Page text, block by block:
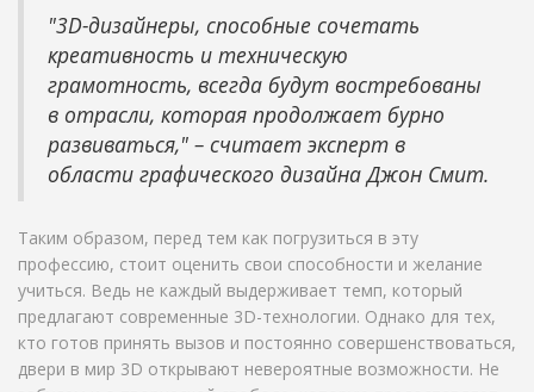
"3D-дизайнеры, способные сочетать
креативность и техническую
грамотность, всегда будут востребованы
в отрасли, которая продолжает бурно
развиваться," – считает эксперт в
области графического дизайна Джон Смит.
Таким образом, перед тем как погрузиться в эту
профессию, стоит оценить свои способности и желание
учиться. Ведь не каждый выдерживает темп, который
предлагают современные 3D-технологии. Однако для тех,
кто готов принять вызов и постоянно совершенствоваться,
двери в мир 3D открывают невероятные возможности. Не